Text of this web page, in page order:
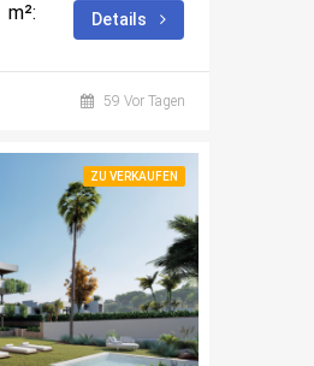
m²:
Details
59 Vor Tagen
ZU VERKAUFEN